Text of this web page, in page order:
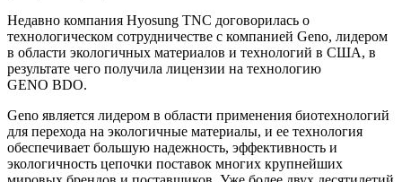
Недавно компания Hyosung TNC договорилась о
технологическом сотрудничестве с компанией Geno, лидером
в области экологичных материалов и технологий в США, в
результате чего получила лицензии на технологию
GENO BDO.
Geno является лидером в области применения биотехнологий
для перехода на экологичные материалы, и ее технология
обеспечивает большую надежность, эффективность и
экологичность цепочки поставок многих крупнейших